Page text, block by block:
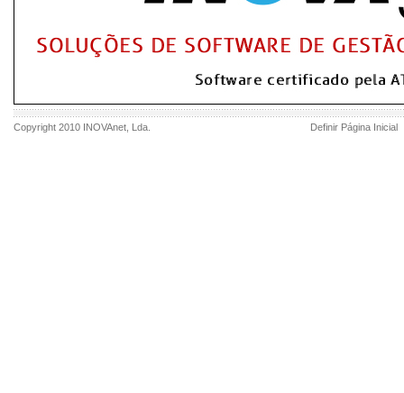
Copyright 2010 INOVAnet , Lda. Definir Página Inicial